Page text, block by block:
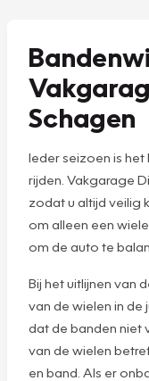
Schagen
Ieder seizoen is
rijden. Vakgarage
zodat u altijd veilig
om alleen een
om de auto te
Bij het uitlijnen van
van de wielen in
dat de banden niet
van de wielen
en band. Als er